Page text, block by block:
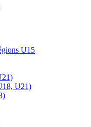
U15
U21)